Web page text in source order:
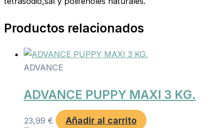
Productos relacionados
ADVANCE
ADVANCE PUPPY MAXI 3 KG.
23,99 € Añadir al carrito